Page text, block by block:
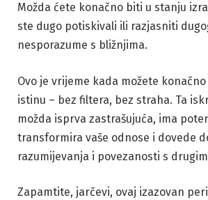
Možda ćete konačno biti u stanju
ste dugo potiskivali ili razjasniti
nesporazume s bližnjima.
Ovo je vrijeme kada možete
istinu – bez filtera, bez straha. Ta
možda isprva zastrašujuća, ima
transformira vaše odnose i dovede
razumijevanja i povezanosti s
Zapamtite, jarčevi, ovaj izazovan